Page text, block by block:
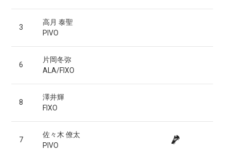
3
高月 泰聖
PIVO
6
片岡冬弥
ALA/FIXO
8
澤井輝
FIXO
7
佐々木 僚太
PIVO